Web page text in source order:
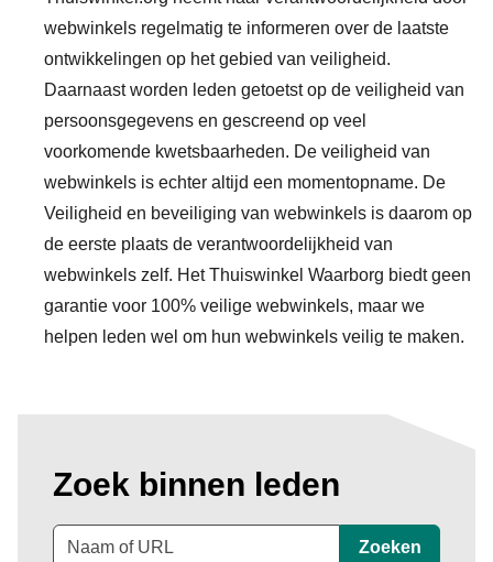
webwinkels regelmatig te informeren over de laatste
ontwikkelingen op het gebied van veiligheid.
Daarnaast worden leden getoetst op de veiligheid van
persoonsgegevens en gescreend op veel
voorkomende kwetsbaarheden. De veiligheid van
webwinkels is echter altijd een momentopname. De
Veiligheid en beveiliging van webwinkels is daarom op
de eerste plaats de verantwoordelijkheid van
webwinkels zelf. Het Thuiswinkel Waarborg biedt geen
garantie voor 100% veilige webwinkels, maar we
helpen leden wel om hun webwinkels veilig te maken.
Zoek binnen leden
Trefwoord
Zoeken